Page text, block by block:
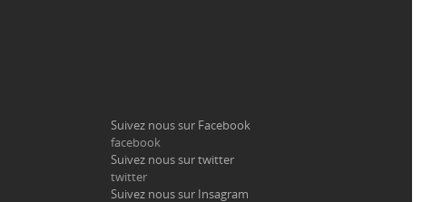
Suivez nous sur Facebook
facebook
Suivez nous sur twitter
twitter
Suivez nous sur Insagram